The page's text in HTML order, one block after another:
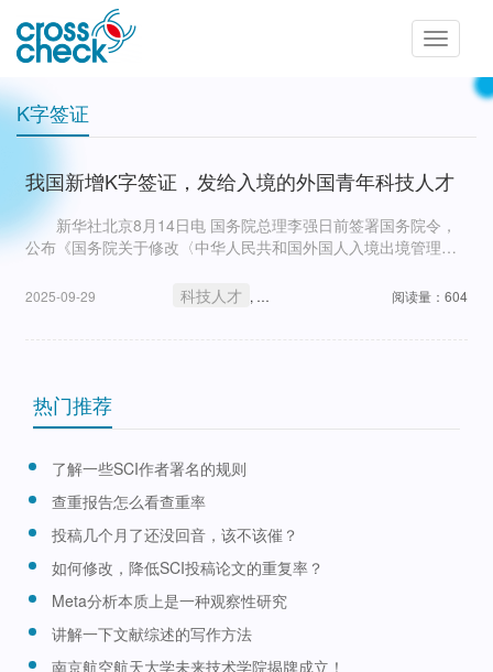
Toggle
K字签证
我国新增K字签证，发给入境的外国青年科技人才
新华社北京8月14日电 国务院总理李强日前签署国务院令，
公布《国务院关于修改〈中华人民共和国外国人入境出境管理条
2025-09-29 科技人才 , K字签证 阅读量：604
热门推荐
了解一些SCI作者署名的规则
查重报告怎么看查重率
投稿几个月了还没回音，该不该催？
如何修改，降低SCI投稿论文的重复率？
Meta分析本质上是一种观察性研究
讲解一下文献综述的写作方法
南京航空航天大学未来技术学院揭牌成立！